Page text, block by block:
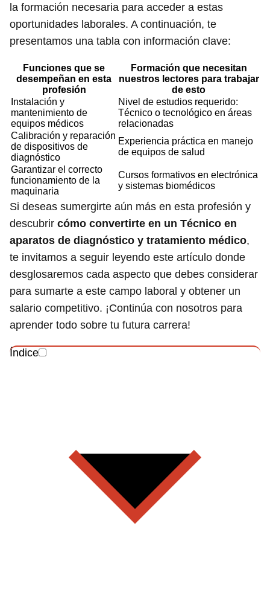
la formación necesaria para acceder a estas
oportunidades laborales. A continuación, te
presentamos una tabla con información clave:
Funciones que se
desempeñan en esta
profesión
Formación que necesitan
nuestros lectores para trabajar
de esto
Instalación y
mantenimiento de
equipos médicos
Nivel de estudios requerido:
Técnico o tecnológico en áreas
relacionadas
Calibración y reparación
de dispositivos de
diagnóstico
Experiencia práctica en manejo
de equipos de salud
Garantizar el correcto
funcionamiento de la
maquinaria
Cursos formativos en electrónica
y sistemas biomédicos
Si deseas sumergirte aún más en esta profesión y
descubrir cómo convertirte en un Técnico en
aparatos de diagnóstico y tratamiento médico,
te invitamos a seguir leyendo este artículo donde
desglosaremos cada aspecto que debes considerar
para sumarte a este campo laboral y obtener un
salario competitivo. ¡Continúa con nosotros para
aprender todo sobre tu futura carrera!
Índice